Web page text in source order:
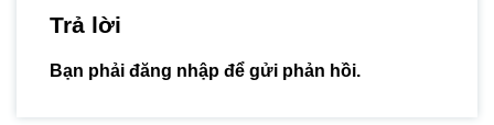
Trả lời
Bạn phải đăng nhập để gửi phản hồi.